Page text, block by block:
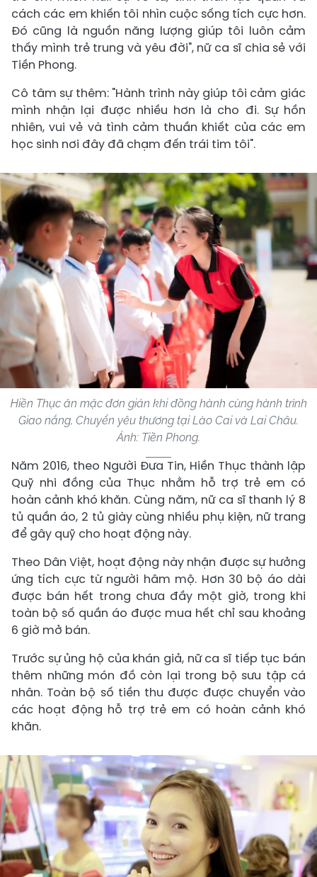
cách các em khiến tôi nhìn cuộc sống tích cực hơn.
Đó cũng là nguồn năng lượng giúp tôi luôn cảm
thấy mình trẻ trung và yêu đời", nữ ca sĩ chia sẻ với
Tiền Phong.
Cô tâm sự thêm: "Hành trình này giúp tôi cảm giác
mình nhận lại được nhiều hơn là cho đi. Sự hồn
nhiên, vui vẻ và tình cảm thuần khiết của các em
học sinh nơi đây đã chạm đến trái tim tôi".
Hiền Thục ăn mặc đơn giản khi đồng hành cùng hành trình
Giao nắng, Chuyển yêu thương tại Lào Cai và Lai Châu.
Ảnh: Tiền Phong.
Năm 2016, theo Người Đưa Tin, Hiền Thục thành lập
Quỹ nhi đồng của Thục nhằm hỗ trợ trẻ em có
hoàn cảnh khó khăn. Cùng năm, nữ ca sĩ thanh lý 8
tủ quần áo, 2 tủ giày cùng nhiều phụ kiện, nữ trang
để gây quỹ cho hoạt động này.
Theo Dân Việt, hoạt động này nhận được sự hưởng
ứng tích cực từ người hâm mộ. Hơn 30 bộ áo dài
được bán hết trong chưa đầy một giờ, trong khi
toàn bộ số quần áo được mua hết chỉ sau khoảng
6 giờ mở bán.
Trước sự ủng hộ của khán giả, nữ ca sĩ tiếp tục bán
thêm những món đồ còn lại trong bộ sưu tập cá
nhân. Toàn bộ số tiền thu được được chuyển vào
các hoạt động hỗ trợ trẻ em có hoàn cảnh khó
khăn.